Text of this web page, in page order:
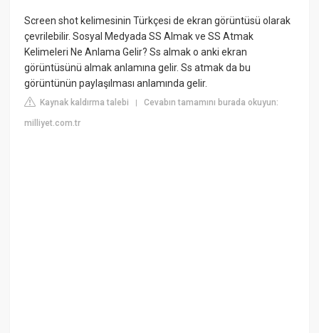
Screen shot kelimesinin Türkçesi de ekran görüntüsü olarak
çevrilebilir. Sosyal Medyada SS Almak ve SS Atmak
Kelimeleri Ne Anlama Gelir? Ss almak o anki ekran
görüntüsünü almak anlamına gelir. Ss atmak da bu
görüntünün paylaşılması anlamında gelir.
Kaynak kaldırma talebi |Cevabın tamamını burada okuyun:
milliyet.com.tr